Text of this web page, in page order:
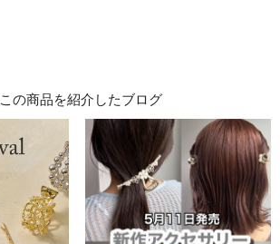
この商品を紹介したブログ